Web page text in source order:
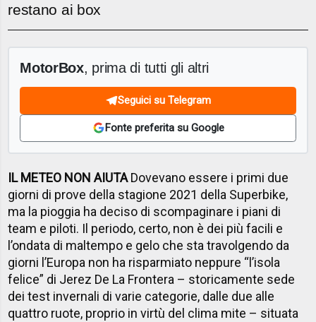
restano ai box
MotorBox, prima di tutti gli altri
Seguici su Telegram
Fonte preferita su Google
IL METEO NON AIUTADovevano essere i primi due
giorni di prove della stagione 2021 della Superbike,
ma la pioggia ha deciso di scompaginare i piani di
team e piloti. Il periodo, certo, non è dei più facili e
l’ondata di maltempo e gelo che sta travolgendo da
giorni l’Europa non ha risparmiato neppure “l’isola
felice” di Jerez De La Frontera – storicamente sede
dei test invernali di varie categorie, dalle due alle
quattro ruote, proprio in virtù del clima mite – situata